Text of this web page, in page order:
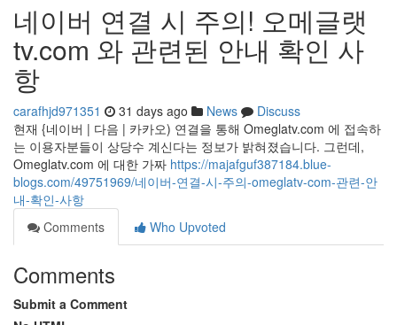
네이버 연결 시 주의! 오메글랫
tv.com 와 관련된 안내 확인 사
항
carafhjd971351 31 days ago News
Discuss
현재 {네이버 | 다음 | 카카오) 연결을 통해 Omeglatv.com 에 접속하
는 이용자분들이 상당수 계신다는 정보가 밝혀졌습니다. 그런데,
Omeglatv.com 에 대한 가짜 https://majafguf387184.blue-
blogs.com/49751969/네이버-연결-시-주의-omeglatv-com-관련-안
내-확인-사항
Comments
Who Upvoted
Comments
Submit a Comment